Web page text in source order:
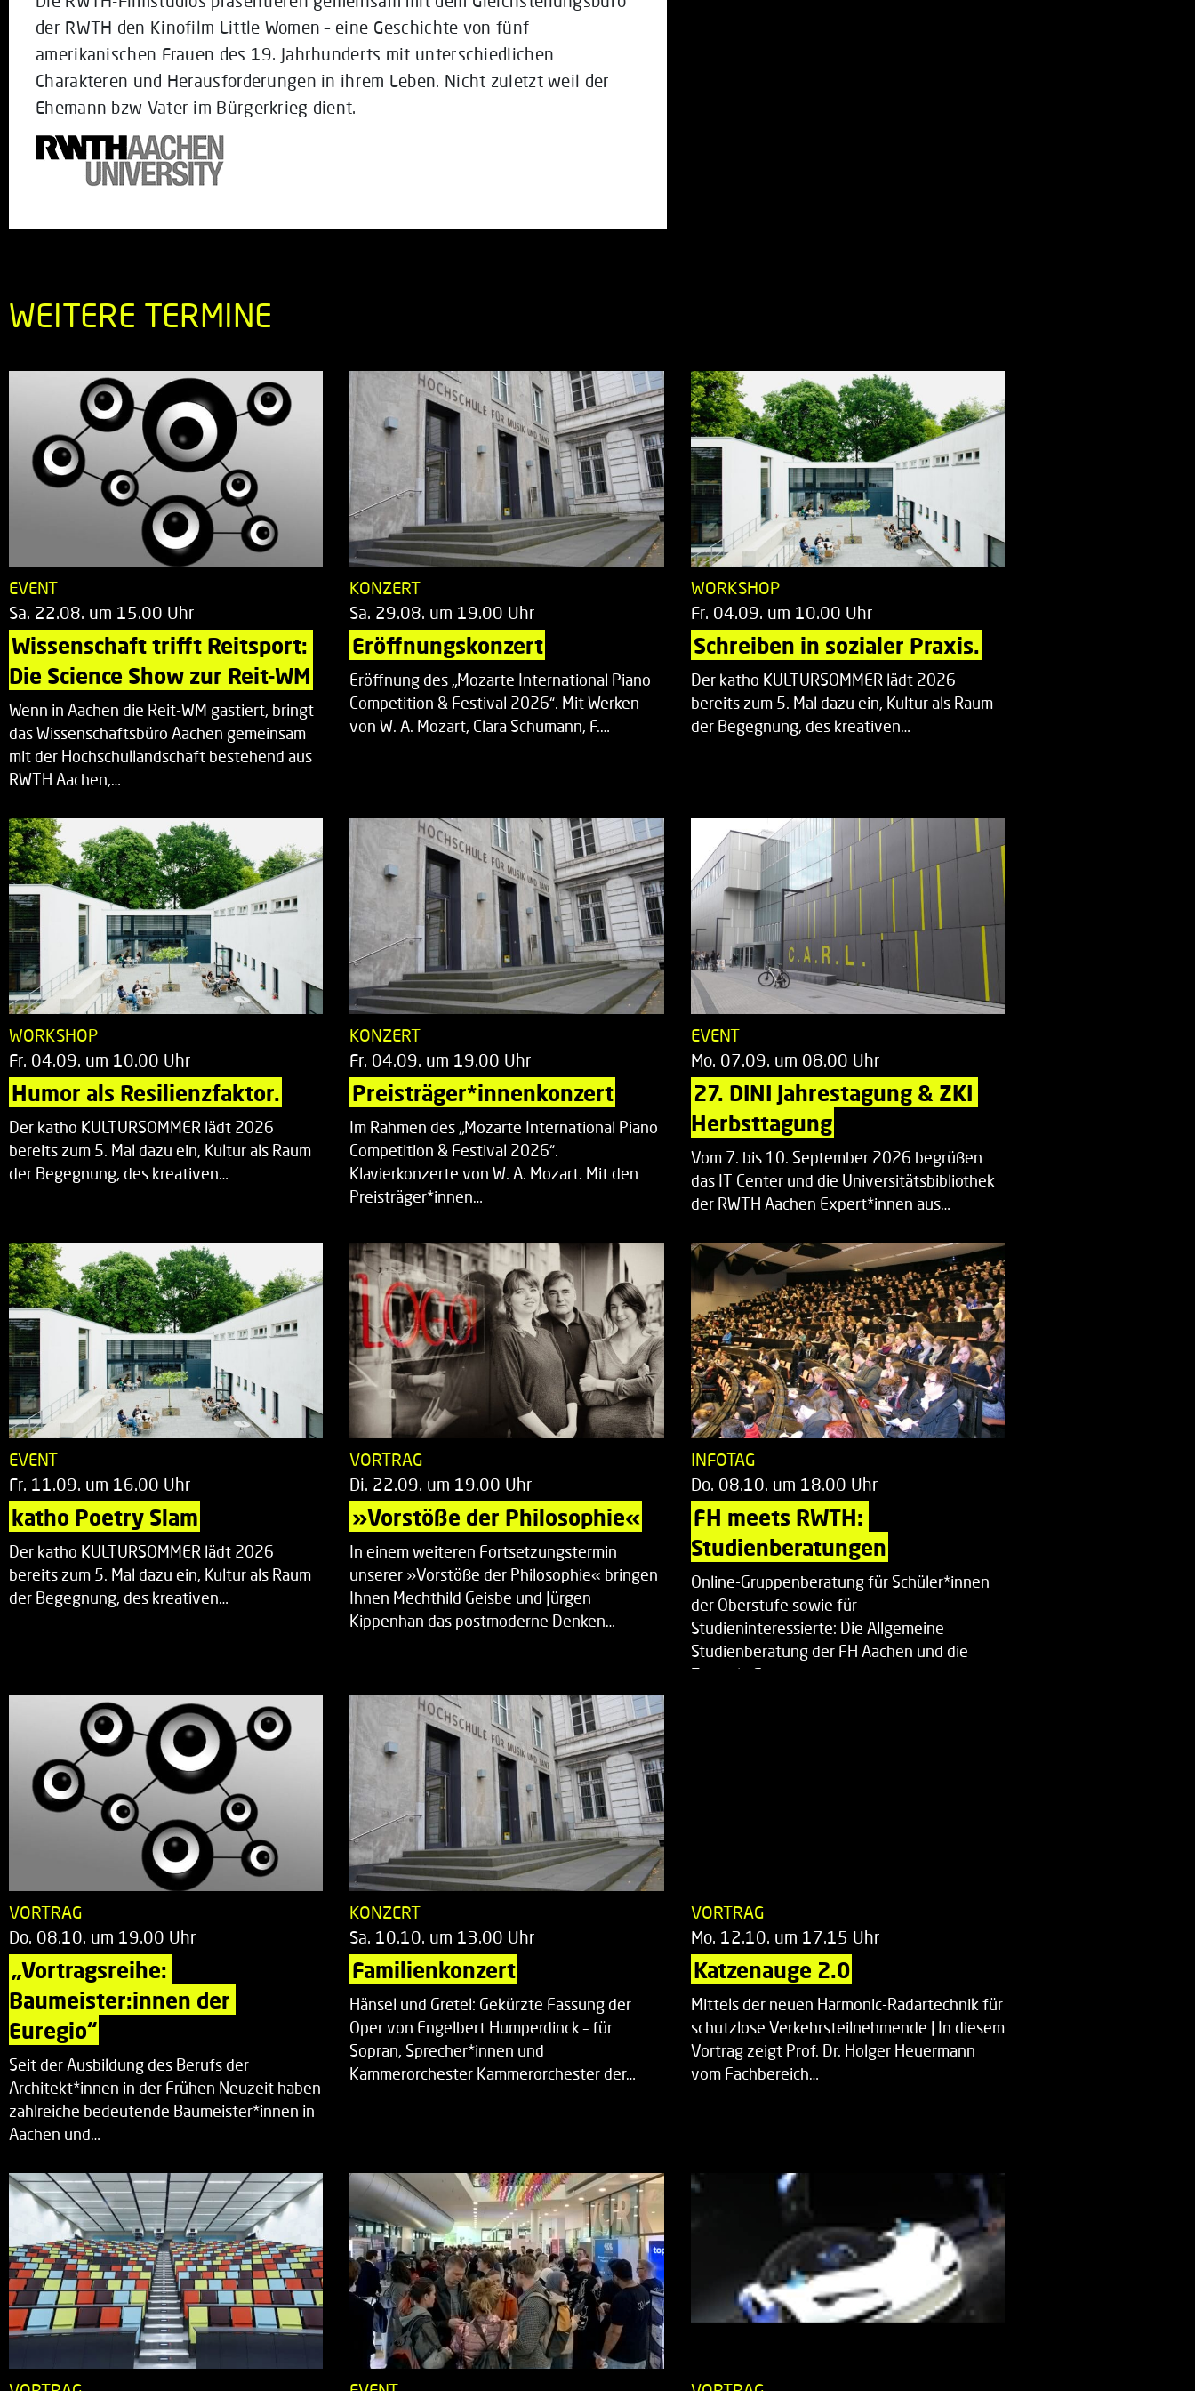
der RWTH den Kinofilm Little Women – eine Geschichte von fünf
amerikanischen Frauen des 19. Jahrhunderts mit unterschiedlichen
Charakteren und Herausforderungen in ihrem Leben. Nicht zuletzt weil der
Ehemann bzw Vater im Bürgerkrieg dient.
WEITERE TERMINE
EVENT
Sa. 22.08. um 15.00 Uhr
Wissenschaft trifft Reitsport:
Die Science Show zur Reit-WM
Wenn in Aachen die Reit-WM gastiert, bringt
das Wissenschaftsbüro Aachen gemeinsam
mit der Hochschullandschaft bestehend aus
RWTH Aachen,…
KONZERT
Sa. 29.08. um 19.00 Uhr
Eröffnungskonzert
Eröffnung des „Mozarte International Piano
Competition & Festival 2026“. Mit Werken
von W. A. Mozart, Clara Schumann, F.…
WORKSHOP
Fr. 04.09. um 10.00 Uhr
Schreiben in sozialer Praxis.
Der katho KULTURSOMMER lädt 2026
bereits zum 5. Mal dazu ein, Kultur als Raum
der Begegnung, des kreativen…
WORKSHOP
Fr. 04.09. um 10.00 Uhr
Humor als Resilienzfaktor.
Der katho KULTURSOMMER lädt 2026
bereits zum 5. Mal dazu ein, Kultur als Raum
der Begegnung, des kreativen…
KONZERT
Fr. 04.09. um 19.00 Uhr
Preisträger*innenkonzert
Im Rahmen des „Mozarte International Piano
Competition & Festival 2026“.
Klavierkonzerte von W. A. Mozart. Mit den
Preisträger*innen…
EVENT
Mo. 07.09. um 08.00 Uhr
27. DINI Jahrestagung & ZKI
Herbsttagung
Vom 7. bis 10. September 2026 begrüßen
das IT Center und die Universitätsbibliothek
der RWTH Aachen Expert*innen aus…
EVENT
Fr. 11.09. um 16.00 Uhr
katho Poetry Slam
Der katho KULTURSOMMER lädt 2026
bereits zum 5. Mal dazu ein, Kultur als Raum
der Begegnung, des kreativen…
VORTRAG
Di. 22.09. um 19.00 Uhr
»Vorstöße der Philosophie«
In einem weiteren Fortsetzungstermin
unserer »Vorstöße der Philosophie« bringen
Ihnen Mechthild Geisbe und Jürgen
Kippenhan das postmoderne Denken…
INFOTAG
Do. 08.10. um 18.00 Uhr
FH meets RWTH:
Studienberatungen
Online-Gruppenberatung für Schüler*innen
der Oberstufe sowie für
Studieninteressierte: Die Allgemeine
Studienberatung der FH Aachen und die
Zentrale Studienberatung…
VORTRAG
Do. 08.10. um 19.00 Uhr
„Vortragsreihe:
Baumeister:innen der
Euregio“
Seit der Ausbildung des Berufs der
Architekt*innen in der Frühen Neuzeit haben
zahlreiche bedeutende Baumeister*innen in
Aachen und…
KONZERT
Sa. 10.10. um 13.00 Uhr
Familienkonzert
Hänsel und Gretel: Gekürzte Fassung der
Oper von Engelbert Humperdinck – für
Sopran, Sprecher*innen und
Kammerorchester Kammerorchester der…
VORTRAG
Mo. 12.10. um 17.15 Uhr
Katzenauge 2.0
Mittels der neuen Harmonic-Radartechnik für
schutzlose Verkehrsteilnehmende | In diesem
Vortrag zeigt Prof. Dr. Holger Heuermann
vom Fachbereich…